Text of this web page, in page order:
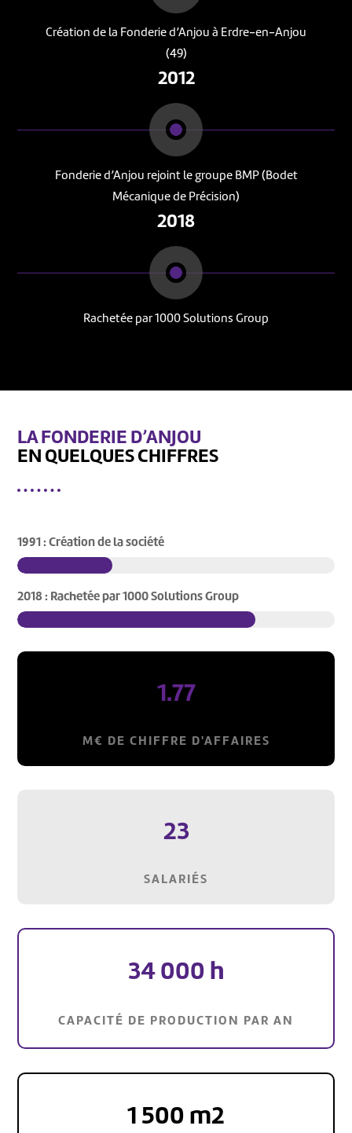
Création de la Fonderie d’Anjou à Erdre-en-Anjou
(49)
2012
Fonderie d’Anjou rejoint le groupe BMP (Bodet
Mécanique de Précision)
2018
Rachetée par 1000 Solutions Group
LA FONDERIE D’ANJOU
EN QUELQUES CHIFFRES
1991 : Création de la société
2018 : Rachetée par 1000 Solutions Group
1.77
M€ DE CHIFFRE D'AFFAIRES
23
SALARIÉS
34 000 h
CAPACITÉ DE PRODUCTION PAR AN
1 500 m2